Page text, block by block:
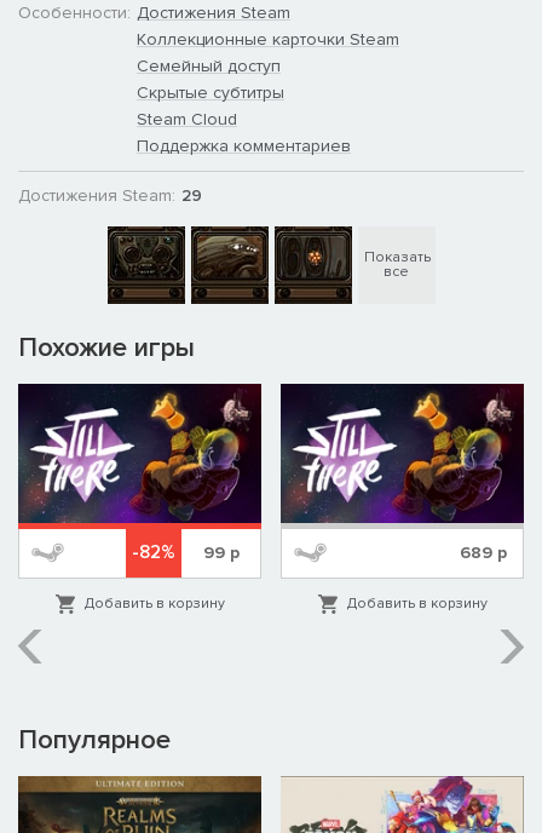
Особенности: Достижения Steam
Коллекционные карточки Steam
Семейный доступ
Скрытые субтитры
Steam Cloud
Поддержка комментариев
Достижения Steam: 29
Показать
все
Похожие игры
-82% 99р
Добавить в корзину
689 р
Добавить в корзину
Популярное